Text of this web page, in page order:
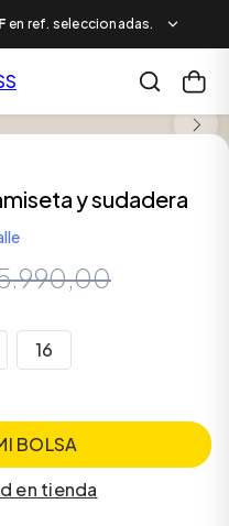
en ref. seleccionadas.
y sudadera
.990,00
16
BOLSA
en tienda